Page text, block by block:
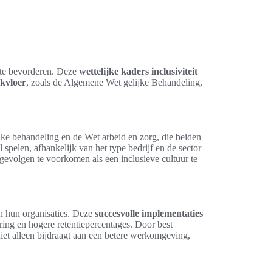
bevorderen. Deze wettelijke kaders inclusiviteit
, zoals de Algemene Wet gelijke Behandeling,
behandeling en de Wet arbeid en zorg, die beiden
afhankelijk van het type bedrijf en de sector
te voorkomen als een inclusieve cultuur te
hun organisaties. Deze succesvolle implementaties
en hogere retentiepercentages. Door best
alleen bijdraagt aan een betere werkomgeving,